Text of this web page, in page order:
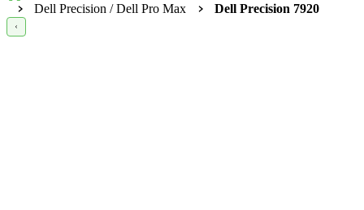
Dell Precision / Dell Pro Max
Dell Precision 7920